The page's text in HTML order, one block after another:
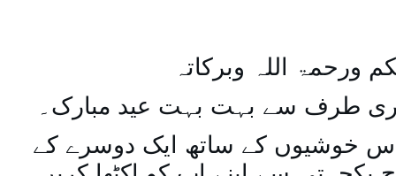
ورحمۃ اللہ وبرکاتہ
طرف سے بہت بہت عید مبارک۔
خوشیوں کے ساتھ ایک دوسرے کے